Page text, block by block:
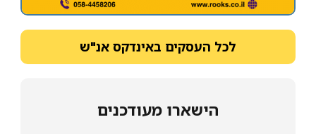
לכל העסקים באינדקס אנ"ש
הישארו מעודכנים